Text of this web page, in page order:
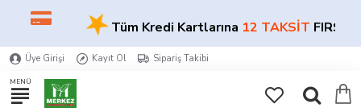
★Tüm Kredi Kartlarına12 TAKSİTFIRSATI!
Üye Girişi Kayıt Ol Sipariş Takibi